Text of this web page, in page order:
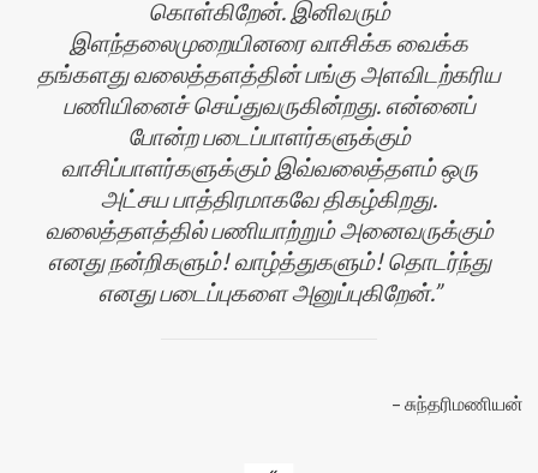
கொள்கிறேன். இனிவரும்
இளந்தலைமுறையினரை வாசிக்க வைக்க
தங்களது வலைத்தளத்தின் பங்கு அளவிடற்கரிய
பணியினைச் செய்துவருகின்றது. என்னைப்
போன்ற படைப்பாளர்களுக்கும்
வாசிப்பாளர்களுக்கும் இவ்வலைத்தளம் ஒரு
அட்சய பாத்திரமாகவே திகழ்கிறது.
வலைத்தளத்தில் பணியாற்றும் அனைவருக்கும்
எனது நன்றிகளும்! வாழ்த்துகளும்! தொடர்ந்து
எனது படைப்புகளை அனுப்புகிறேன்.
சுந்தரிமணியன்